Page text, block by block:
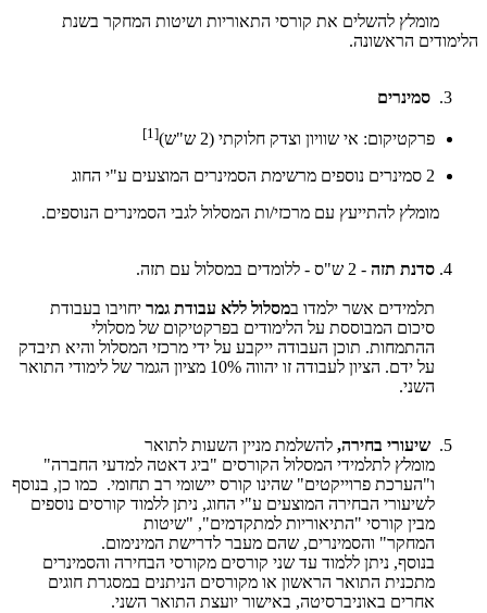
מומלץ להשלים את קורסי התאוריות ושיטות המחקר בשנת
הלימודים הראשונה.
סמינרים
פרקטיקום: אי שוויון וצדק חלוקתי (2 ש"ש) [1]
2 סמינרים נוספים מרשימת הסמינרים המוצעים ע"י החוג
מומלץ להתייעץ עם מרכזי/ות המסלול לגבי הסמינרים הנוספים.
סדנת תזה - 2 ש"ס - ללומדים במסלול עם תזה.
תלמידים אשר ילמדו במסלול ללא עבודת גמר יחויבו בעבודת
סיכום המבוססת על הלימודים בפרקטיקום של מסלולי
ההתמחות. תוכן העבודה ייקבע על ידי מרכזי המסלול והיא תיבדק
על ידם. הציון לעבודה זו יהווה 10% מציון הגמר של לימודי התואר
השני.
שיעורי בחירה, להשלמת מניין השעות לתואר
מומלץ לתלמידי המסלול הקורסים "ביג דאטה למדעי החברה"
ו"הערכת פרוייקטים" שהינו קורס יישומי רב תחומי. כמו כן, בנוסף
לשיעורי הבחירה המוצעים ע"י החוג, ניתן ללמוד קורסים נוספים
מבין קורסי "התיאוריות למתקדמים", "שיטות
המחקר" והסמינרים, שהם מעבר לדרישת המינימום.
בנוסף, ניתן ללמוד עד שני קורסים מקורסי הבחירה והסמינרים
מתכנית התואר הראשון או מקורסים הניתנים במסגרת חוגים
אחרים באוניברסיטה, באישור יועצת התואר השני.